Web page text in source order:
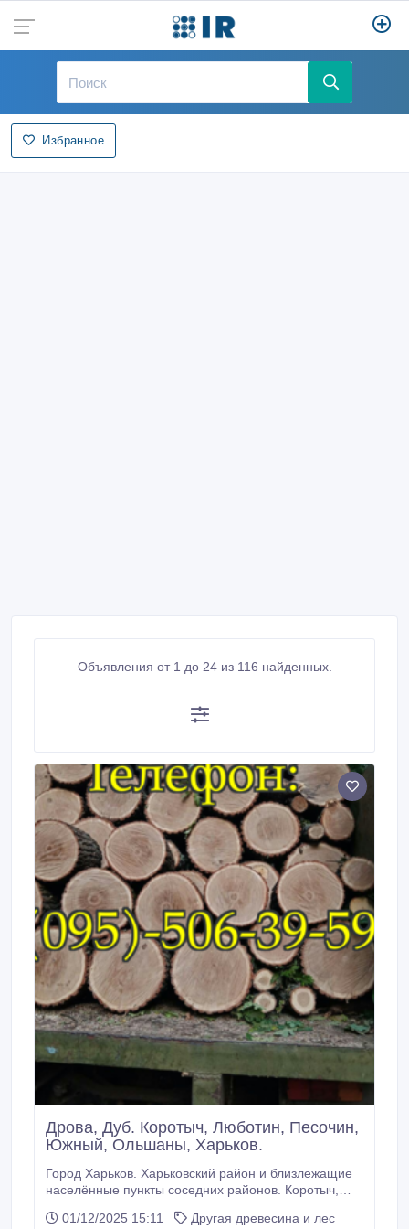
Избранное
Объявления от 1 до 24 из 116 найденных.
Дрова, Дуб. Коротыч, Люботин, Песочин,
Южный, Ольшаны, Харьков.
Город Харьков. Харьковский район и близлежащие
населённые пункты соседних районов. Коротыч,
Твердые сорта: дуб! чурбаки (чурки, чушки),
01/12/2025 15:11
Другая древесина и лес